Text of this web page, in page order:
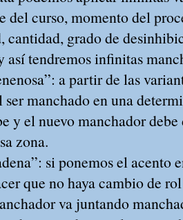
del curso, momento del
cantidad, grado de
así tendremos infinitas
a partir de las
manchado en una
y el nuevo manchador
zona.
si ponemos el acento
que no haya cambio de
va juntando